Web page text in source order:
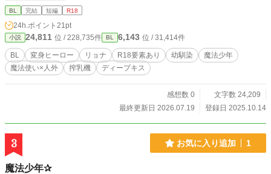
BL 完結 短編 R18
24h.ポイント 21pt
小説 24,811 位 / 228,735件 BL 6,143 位 / 31,414件
BL 変身ヒーロー リョナ R18要素あり 幼馴染
魔法少年
魔法使い×人外
搾乳機 ディープキス
感想数 0
文字数 24,209
最終更新日 2026.07.19
登録日 2025.10.14
3 お気に入り追加 1
魔法少年✰